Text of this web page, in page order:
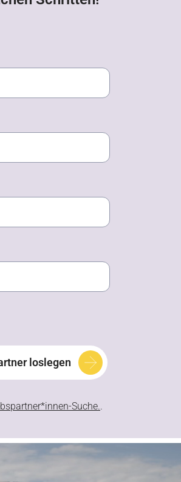
loslegen
Suche..